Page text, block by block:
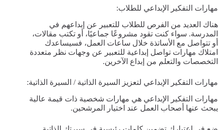
مهارات التفكير الإبداعي للطلاب:
هناك العديد من الفرص للطلاب للتعبير عن إبداعهم في
المدرسة. سواء كنت تقود مشروعًا جماعيًا، أو تكتب مقالات،
أو تتواصل مع الأساتذة خلال ساعات العمل، فسيساعدك
امتلاك مهارات تواصل إبداعية للتعبير عن وجهات نظر متعددة
التخصصات والتعلم من إبداع الآخرين.
مهارات التفكير الإبداعي لتعزيز السيرة الذاتية / السيرة الذاتية:
مهارات التفكير الإبداعي هي مهارات شخصية ذات قيمة عالية
يبحث عنها أصحاب العمل عند اختيار المرشحين.